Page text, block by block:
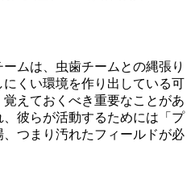
ムは、虫歯チームとの縄張り
くい環境を作り出している可
えておくべき重要なことがあ
彼らが活動するためには「プ
つまり汚れたフィールドが必